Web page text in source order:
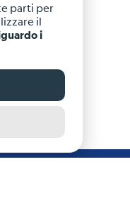
parti per
il
i